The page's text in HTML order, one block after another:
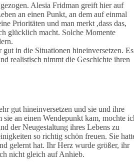
Alesia Fridman greift hier auf
an einen Punkt, an dem auf einmal
Prioritäten und man merkt ,dass das,
glücklich macht. Solche Momente
in die Situationen hineinversetzen. Es
realistisch nimmt die Geschichte ihren
gut hineinversetzen und sie und ihre
an einen Wendepunkt kam, mochte
der Neugestaltung ihres Lebens zu
so richtig schön freuen. Sie
gelernt hat. Ihr Herz wurde größer, ihr
nicht gleich auf Anhieb.